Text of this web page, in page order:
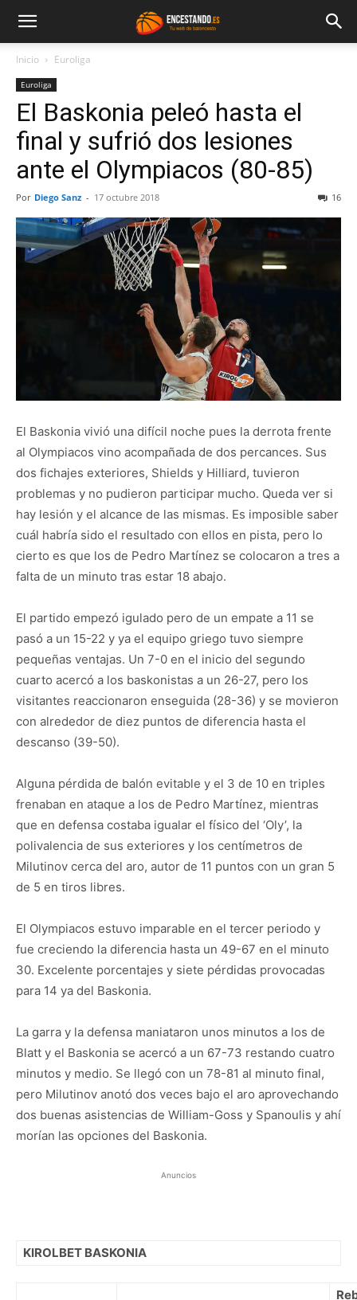
Inicio Euroliga
Euroliga
El Baskonia peleó hasta el
final y sufrió dos lesiones
ante el Olympiacos (80-85)
Por Diego Sanz - 17 octubre 2018 16
El Baskonia vivió una difícil noche pues la derrota frente
al Olympiacos vino acompañada de dos percances. Sus
dos fichajes exteriores, Shields y Hilliard, tuvieron
problemas y no pudieron participar mucho. Queda ver si
hay lesión y el alcance de las mismas. Es imposible saber
cuál habría sido el resultado con ellos en pista, pero lo
cierto es que los de Pedro Martínez se colocaron a tres a
falta de un minuto tras estar 18 abajo.
El partido empezó igulado pero de un empate a 11 se
pasó a un 15-22 y ya el equipo griego tuvo siempre
pequeñas ventajas. Un 7-0 en el inicio del segundo
cuarto acercó a los baskonistas a un 26-27, pero los
visitantes reaccionaron enseguida (28-36) y se movieron
con alrededor de diez puntos de diferencia hasta el
descanso (39-50).
Alguna pérdida de balón evitable y el 3 de 10 en triples
frenaban en ataque a los de Pedro Martínez, mientras
que en defensa costaba igualar el físico del ‘Oly’, la
polivalencia de sus exteriores y los centímetros de
Milutinov cerca del aro, autor de 11 puntos con un gran 5
de 5 en tiros libres.
El Olympiacos estuvo imparable en el tercer periodo y
fue creciendo la diferencia hasta un 49-67 en el minuto
30. Excelente porcentajes y siete pérdidas provocadas
para 14 ya del Baskonia.
La garra y la defensa maniataron unos minutos a los de
Blatt y el Baskonia se acercó a un 67-73 restando cuatro
minutos y medio. Se llegó con un 78-81 al minuto final,
pero Milutinov anotó dos veces bajo el aro aprovechando
dos buenas asistencias de William-Goss y Spanoulis y ahí
morían las opciones del Baskonia.
Anuncios
KIROLBET BASKONIA